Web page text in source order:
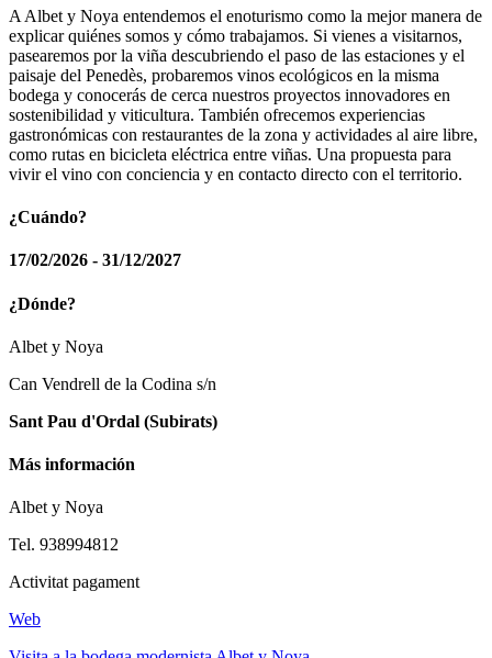
A Albet y Noya entendemos el enoturismo como la mejor manera de
explicar quiénes somos y cómo trabajamos. Si vienes a visitarnos,
pasearemos por la viña descubriendo el paso de las estaciones y el
paisaje del Penedès, probaremos vinos ecológicos en la misma
bodega y conocerás de cerca nuestros proyectos innovadores en
sostenibilidad y viticultura. También ofrecemos experiencias
gastronómicas con restaurantes de la zona y actividades al aire libre,
como rutas en bicicleta eléctrica entre viñas. Una propuesta para
vivir el vino con conciencia y en contacto directo con el territorio.
¿Cuándo?
17/02/2026 - 31/12/2027
¿Dónde?
Albet y Noya
Can Vendrell de la Codina s/n
Sant Pau d'Ordal (Subirats)
Más información
Albet y Noya
Tel. 938994812
Activitat pagament
Web